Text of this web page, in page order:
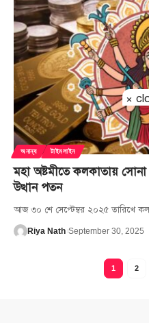
অনান্য টাইমলাইন
মহা অষ্টমীতে কলকাতায়
উত্থান পতন
আজ ৩০ শে সেপ্টেম্বর ২০২৫ তারিখে
Riya Nath September 30, 2025
1 2
×